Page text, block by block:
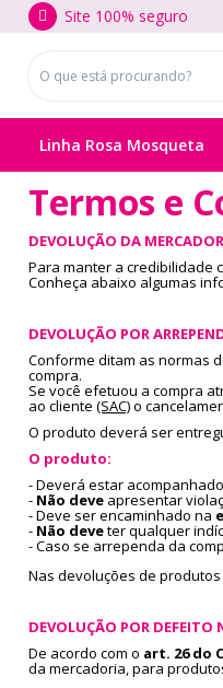
Site 100% seguro
Linha Rosa Mosqueta
Termos e
DEVOLUÇÃO DA
Para manter a credibilidade
Conheça abaixo algumas
DEVOLUÇÃO POR
Conforme ditam as normas
compra.
Se você efetuou a compra
ao cliente (SAC)o
O produto deverá ser
O produto:
- Deverá estar
- Não deve apresentar
- Deve ser encaminhado na
- Não deveter qualquer
- Caso se arrependa da
Nas devoluções de
DEVOLUÇÃO POR DEFEITO
De acordo com o art. 26 do
da mercadoria, para